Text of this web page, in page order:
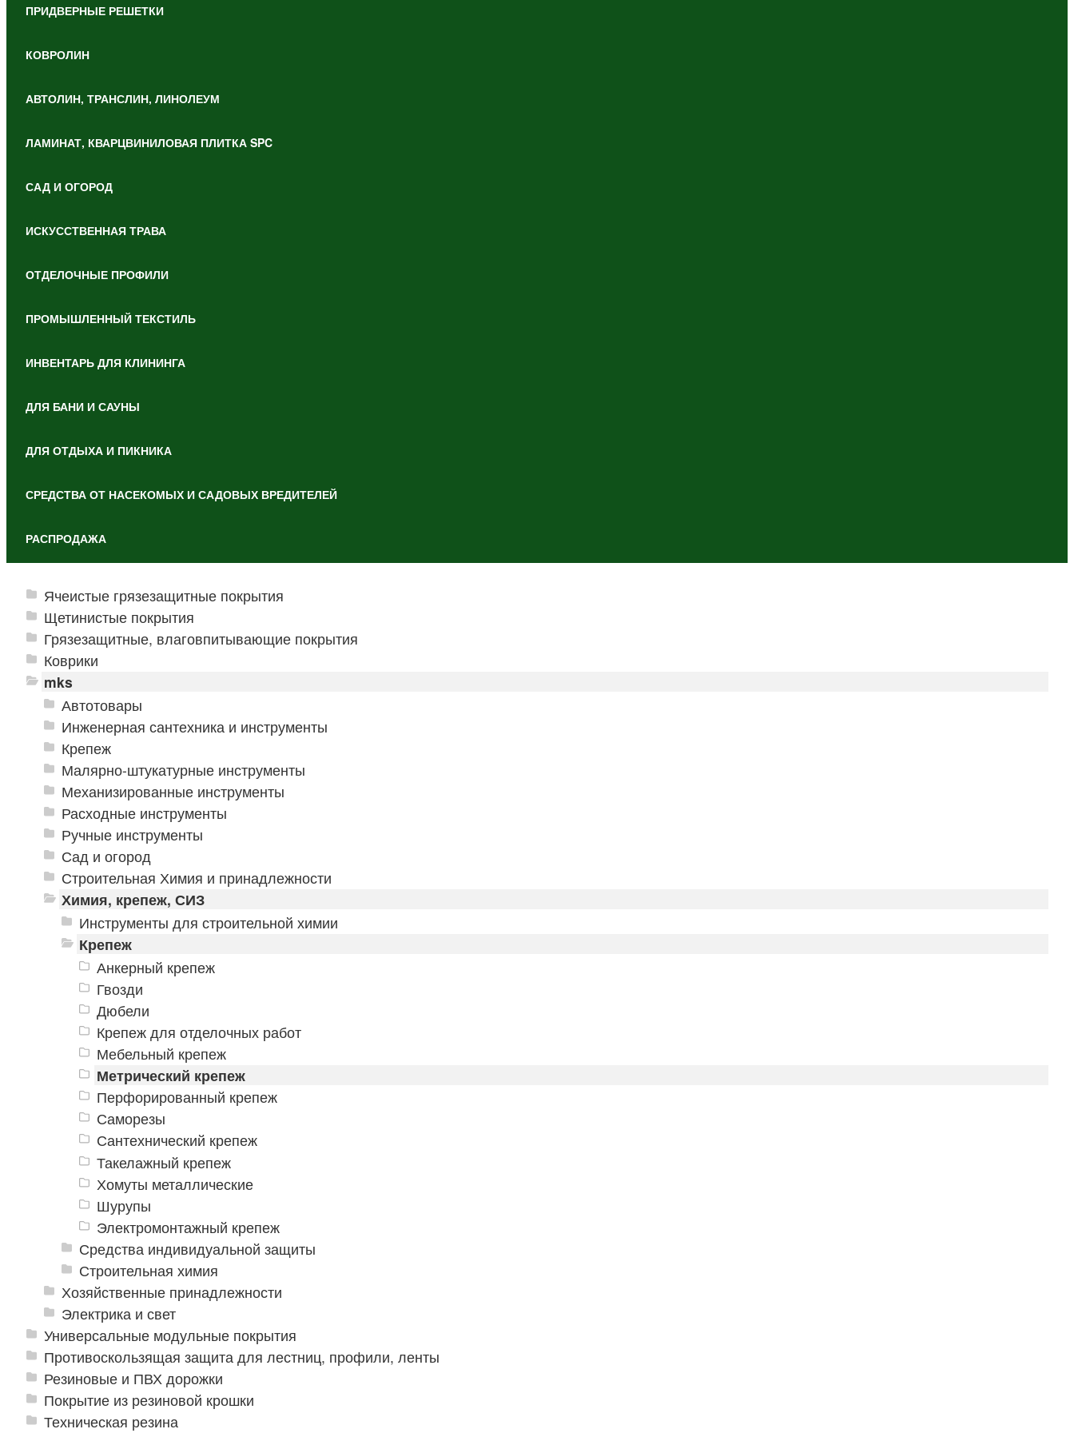
ПРИДВЕРНЫЕ РЕШЕТКИ
КОВРОЛИН
АВТОЛИН, ТРАНСЛИН, ЛИНОЛЕУМ
ЛАМИНАТ, КВАРЦВИНИЛОВАЯ ПЛИТКА SPC
САД И ОГОРОД
ИСКУССТВЕННАЯ ТРАВА
ОТДЕЛОЧНЫЕ ПРОФИЛИ
ПРОМЫШЛЕННЫЙ ТЕКСТИЛЬ
ИНВЕНТАРЬ ДЛЯ КЛИНИНГА
ДЛЯ БАНИ И САУНЫ
ДЛЯ ОТДЫХА И ПИКНИКА
СРЕДСТВА ОТ НАСЕКОМЫХ И САДОВЫХ ВРЕДИТЕЛЕЙ
РАСПРОДАЖА
Ячеистые грязезащитные покрытия
Щетинистые покрытия
Грязезащитные, влаговпитывающие покрытия
Коврики
mks
Автотовары
Инженерная сантехника и инструменты
Крепеж
Малярно-штукатурные инструменты
Механизированные инструменты
Расходные инструменты
Ручные инструменты
Сад и огород
Строительная Химия и принадлежности
Химия, крепеж, СИЗ
Инструменты для строительной химии
Крепеж
Анкерный крепеж
Гвозди
Дюбели
Крепеж для отделочных работ
Мебельный крепеж
Метрический крепеж
Перфорированный крепеж
Саморезы
Сантехнический крепеж
Такелажный крепеж
Хомуты металлические
Шурупы
Электромонтажный крепеж
Средства индивидуальной защиты
Строительная химия
Хозяйственные принадлежности
Электрика и свет
Универсальные модульные покрытия
Противоскользящая защита для лестниц, профили, ленты
Резиновые и ПВХ дорожки
Покрытие из резиновой крошки
Техническая резина